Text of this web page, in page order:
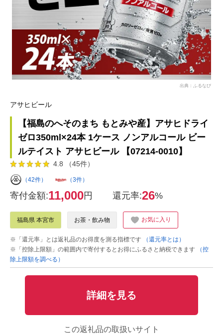
出典：ふるなび
アサヒビール
【福島のへそのまち もとみや産】アサヒドライ
ゼロ350ml×24本 1ケース ノンアルコール ビー
ルテイスト アサヒビール 【07214-0010】
4.8 （45件）
（42件） （3件）
寄付金額:11,000円 還元率:26%
福島県 本宮市 お茶・飲み物 お気に入り
※「還元率」とは返礼品のお得度を測る指標です
（還元率とは）
※「控除上限額」の範囲内で寄付するとお得にふるさと納税できます
（控
除上限額を調べる）
詳細を見る
この返礼品の取扱いサイト